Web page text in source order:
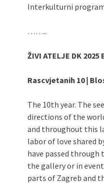
Interkulturni
……..
ŽIVI ATELJE DK 2025
Rascvjetanih 10 |
The 10th year. The
directions of the
and throughout this
labor of love shared
have passed
the gallery or in
parts of Zagreb and